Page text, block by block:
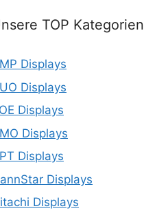
TOP Kategorien
Displays
Displays
Displays
Displays
Displays
Displays
Displays